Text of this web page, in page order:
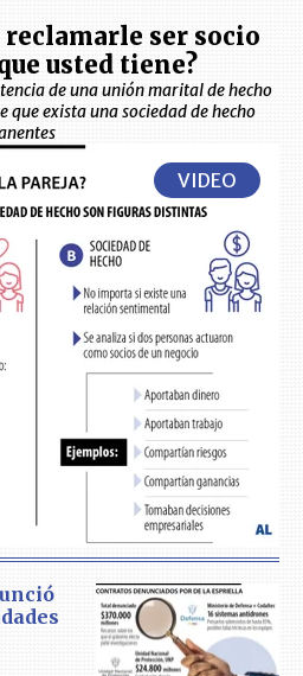
reclamarle ser socio
usted tiene?
de una unión marital de hecho
exista una sociedad de hecho
VIDEO